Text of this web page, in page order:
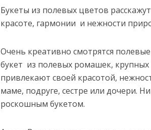
Букеты из полевых цветов
красоте, гармонии и нежности
Очень креативно смотрятся
букет из полевых ромашек, крупных
привлекают своей красотой,
маме, подруге, сестре или дочери.
роскошным букетом.